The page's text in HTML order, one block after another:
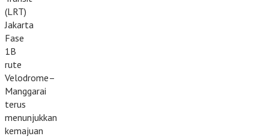
(LRT)
Jakarta
Fase
1B
rute
Velodrome–
Manggarai
terus
menunjukkan
kemajuan